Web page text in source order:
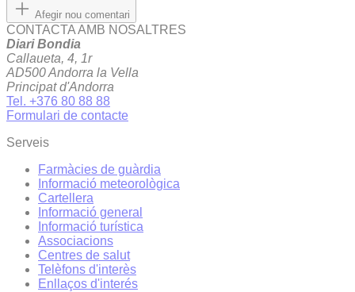
Afegir nou comentari
CONTACTA AMB NOSALTRES
Diari Bondia
Callaueta, 4, 1r
AD500 Andorra la Vella
Principat d'Andorra
Tel. +376 80 88 88
Formulari de contacte
Serveis
Farmàcies de guàrdia
Informació meteorològica
Cartellera
Informació general
Informació turística
Associacions
Centres de salut
Telèfons d'interès
Enllaços d'interés